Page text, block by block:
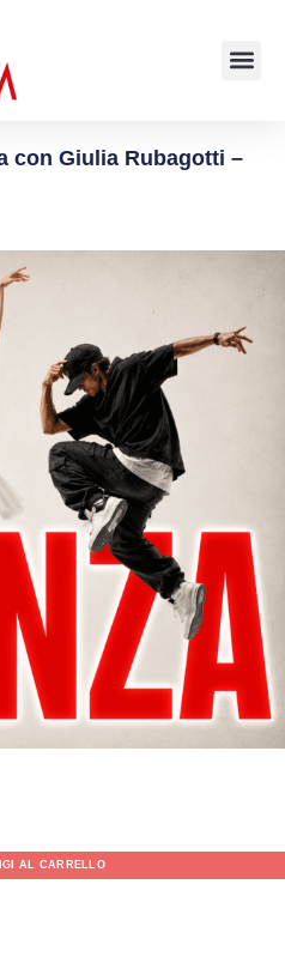
con Giulia Rubagotti –
AL CARRELLO